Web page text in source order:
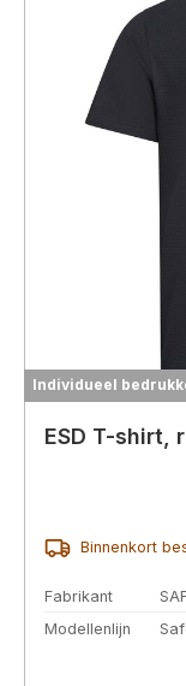
Individueel
ESD T-shirt,
Binnenkort
Fabrikant
Modellenlijn